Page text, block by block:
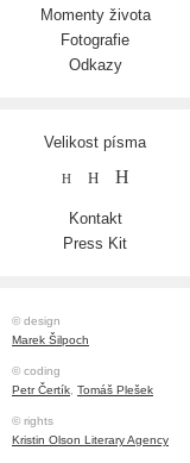
Momenty života
Fotografie
Odkazy
Velikost písma
H H H
Kontakt
Press Kit
© design
Marek Šilpoch
© coding
Petr Čertík, Tomáš Plešek
© rights
Kristin Olson Literary Agency